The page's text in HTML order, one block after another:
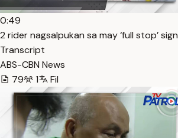
0:49
2 rider nagsalpukan sa may ‘full stop’
Transcript
ABS-CBN News
79
1 Fil